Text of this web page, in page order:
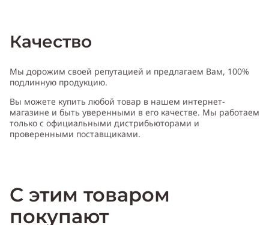
Качество
Мы дорожим своей репутацией и предлагаем Вам, 100%
подлинную продукцию.
Вы можете купить любой товар в нашем интернет-
магазине и быть уверенными в его качестве. Мы работаем
только с официальными дистрибьюторами и
проверенными поставщиками.
С этим товаром
покупают